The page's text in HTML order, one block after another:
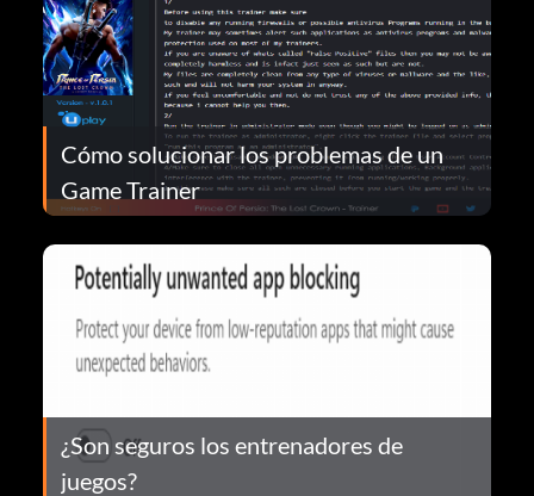
Cómo solucionar los problemas de un
Game Trainer
¿Son seguros los entrenadores de
juegos?